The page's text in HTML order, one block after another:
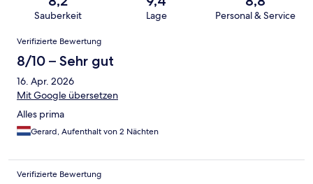
Sauberkeit Lage Personal & Service
Bewertungen
Verifizierte Bewertung
8/10 – Sehr gut
16. Apr. 2026
Mit Google übersetzen
Alles prima
Gerard, Aufenthalt von 2 Nächten
Verifizierte Bewertung